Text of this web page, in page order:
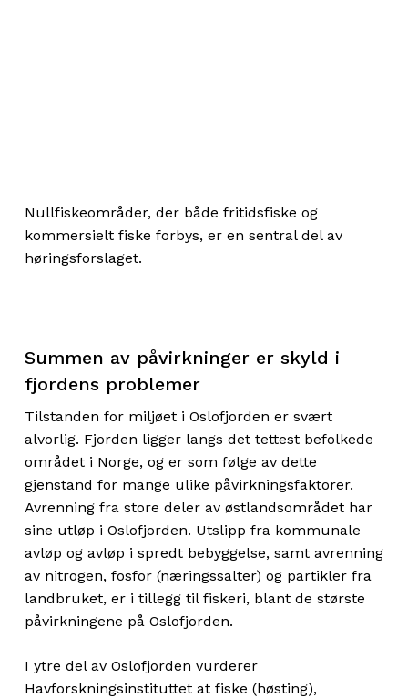
Nullfiskeområder: Innføre
nullfiskeområder der all form for fiske er
bredere økosystemgevinster oppnås.
Redusert fangst av bunnfisk: Fjerne alle
dispensasjoner og stramme inn krav.
Forbud mot fiske av sild og brisling:
Forby fiske av sild og brisling innenfor den
sørlige grensen av nasjonalparkene i
Oslofjorden, for å verne om sentrale arter i
næringssystemet.
Kun håndholdte redskaper: Begrense
fritidsfisket etter fisk ved å kun tillate fiske
med håndholdte redskaper.
Begrensninger i redskapsbruk: Begrense
redskapsbruken i fritidsfisket for å
andre bunndyr.
Nullfiskeområder, der både fritidsfiske og
kommersielt fiske forbys, er en sentral del av
høringsforslaget.
Summen av påvirkninger er skyld i
fjordens problemer
Tilstanden for miljøet i Oslofjorden er svært
alvorlig. Fjorden ligger langs det tettest befolkede
området i Norge, og er som følge av dette
gjenstand for mange ulike påvirkningsfaktorer.
Avrenning fra store deler av østlandsområdet har
sine utløp i Oslofjorden. Utslipp fra kommunale
avløp og avløp i spredt bebyggelse, samt avrenning
av nitrogen, fosfor (næringssalter) og partikler fra
landbruket, er i tillegg til fiskeri, blant de største
påvirkningene på Oslofjorden.
I ytre del av Oslofjorden vurderer
Havforskningsinstituttet at fiske (høsting),